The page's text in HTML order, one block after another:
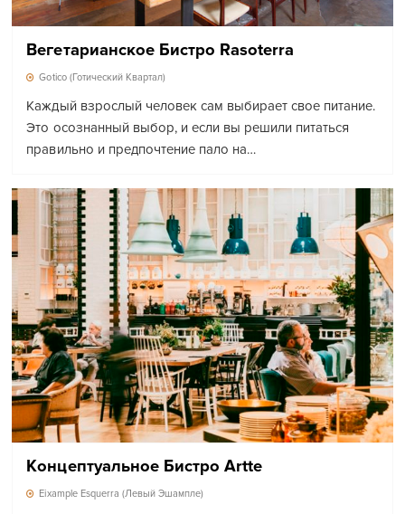
Вегетарианское Бистро Rasoterra
Gotico (Готический Квартал)
Каждый взрослый человек сам выбирает свое питание.
Это осознанный выбор, и если вы решили питаться
правильно и предпочтение пало на…
Концептуальное Бистро Artte
Eixample Esquerra (Левый Эшампле)